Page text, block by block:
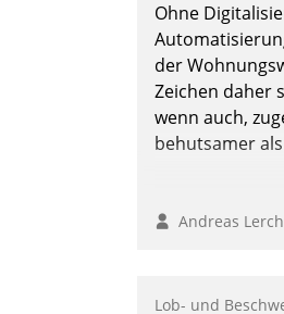
Ohne
der
Zeichen daher
wenn auch,
behutsamer
Andreas
Lob- und